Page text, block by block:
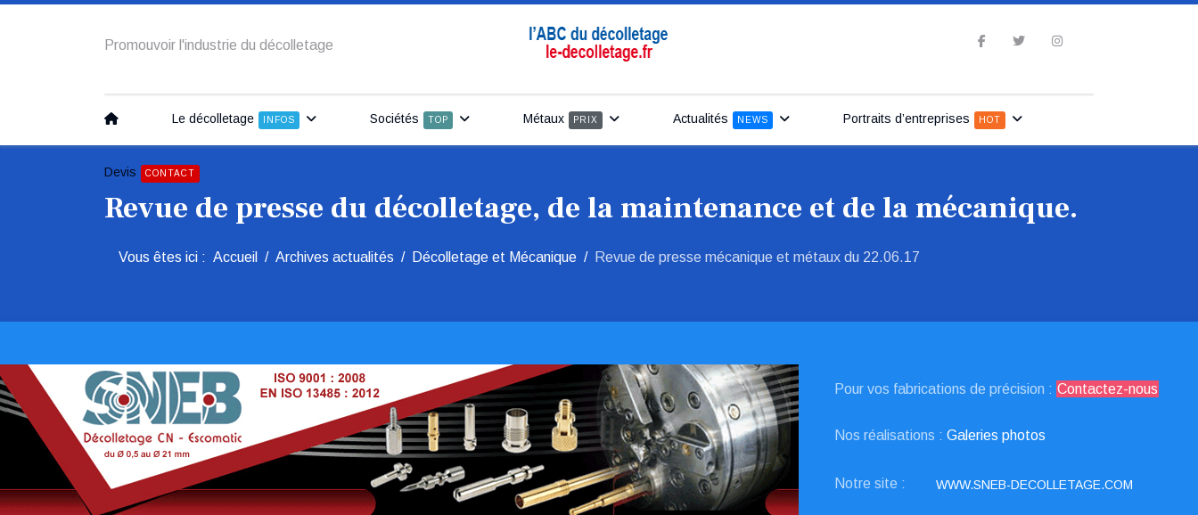
Promouvoir l'industrie du décolletage
Le décolletage INFOS Sociétés TOP Métaux PRIX Actualités NEWS Portraits d’entreprises HOT
Devis CONTACT
Revue de presse du décolletage, de la maintenance et de la mécanique.
Vous êtes ici : Accueil Archives actualités Décolletage et Mécanique Revue de presse mécanique et métaux du 22.06.17
Pour vos fabrications de précision : Contactez-nous
Nos réalisations : Galeries photos
Notre site : WWW.SNEB-DECOLLETAGE.COM